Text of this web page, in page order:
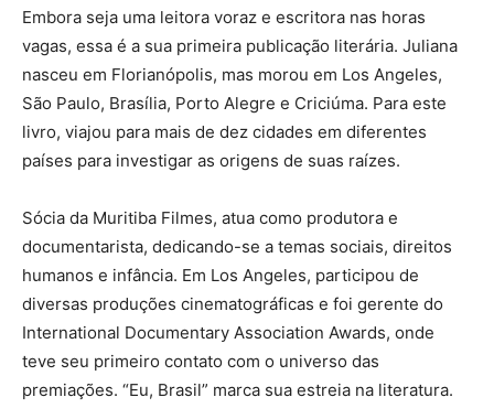
Embora seja uma leitora voraz e escritora nas horas
vagas, essa é a sua primeira publicação literária. Juliana
nasceu em Florianópolis, mas morou em Los Angeles,
São Paulo, Brasília, Porto Alegre e Criciúma. Para este
livro, viajou para mais de dez cidades em diferentes
países para investigar as origens de suas raízes.
Sócia da Muritiba Filmes, atua como produtora e
documentarista, dedicando-se a temas sociais, direitos
humanos e infância. Em Los Angeles, participou de
diversas produções cinematográficas e foi gerente do
International Documentary Association Awards, onde
teve seu primeiro contato com o universo das
premiações. “Eu, Brasil” marca sua estreia na literatura.